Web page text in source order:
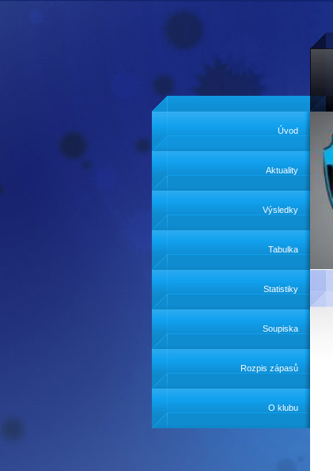
Úvod
Aktuality
Výsledky
Tabulka
Statistiky
Soupiska
Rozpis zápasů
O klubu